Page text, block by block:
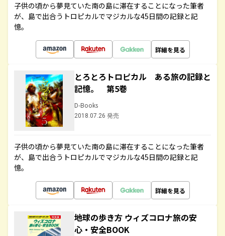
子供の頃から夢見ていた南の島に滞在することになった筆者
が、島で出合うトロピカルでマジカルな45日間の記録と記
憶。
詳細を見る
とろとろトロピカル ある旅の記録と
記憶。 第5巻
D-Books
2018.07.26 発売
子供の頃から夢見ていた南の島に滞在することになった筆者
が、島で出合うトロピカルでマジカルな45日間の記録と記
憶。
詳細を見る
地球の歩き方 ウィズコロナ旅の安
心・安全BOOK